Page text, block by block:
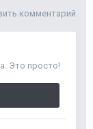
комментарий
Это просто!